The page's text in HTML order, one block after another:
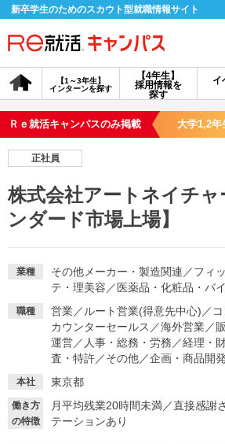
新卒学生のためのスカウト型就職情報サイト
【4年生】
採用情報を
探す
【1～3年生】
インターンを探す
イ
会員登録
会員ID・パ
探す
【4年生】
【4年生】
イベントを探す スカウト
就活ノウハウ・サポート
就活支援
就活ノウハウが満載！ お
Ｒｅ就活キャンパスのみ掲載 大学1,2年
正社員
株式会社アートネイチャ
ンダード市場上場】
業種 その他メーカー・製造関連 ／フィ
テ・理美容 ／ 医薬品・化粧品・バ
職種 営業／ ルート営業(得意先中心) ／
カウンターセールス ／海外営業／
運営／ 人事・総務・労務 ／経理・
査・特許／その他／企画・商品開発
本社 東京都
働き方
の特徴
月平均残業20時間未満／直接感謝
テーションあり